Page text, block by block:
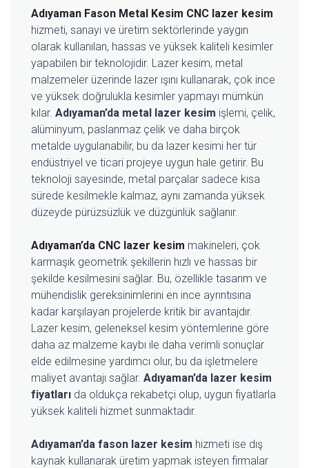
Adıyaman Fason Metal Kesim CNC lazer kesim
hizmeti, sanayi ve üretim sektörlerinde yaygın
olarak kullanılan, hassas ve yüksek kaliteli kesimler
yapabilen bir teknolojidir. Lazer kesim, metal
malzemeler üzerinde lazer ışını kullanarak, çok ince
ve yüksek doğrulukla kesimler yapmayı mümkün
kılar. Adıyaman’da metal lazer kesim işlemi, çelik,
alüminyum, paslanmaz çelik ve daha birçok
metalde uygulanabilir, bu da lazer kesimi her tür
endüstriyel ve ticari projeye uygun hale getirir. Bu
teknoloji sayesinde, metal parçalar sadece kısa
sürede kesilmekle kalmaz, aynı zamanda yüksek
düzeyde pürüzsüzlük ve düzgünlük sağlanır.
Adıyaman’da CNC lazer kesim makineleri, çok
karmaşık geometrik şekillerin hızlı ve hassas bir
şekilde kesilmesini sağlar. Bu, özellikle tasarım ve
mühendislik gereksinimlerini en ince ayrıntısına
kadar karşılayan projelerde kritik bir avantajdır.
Lazer kesim, geleneksel kesim yöntemlerine göre
daha az malzeme kaybı ile daha verimli sonuçlar
elde edilmesine yardımcı olur, bu da işletmelere
maliyet avantajı sağlar. Adıyaman’da lazer kesim
fiyatları da oldukça rekabetçi olup, uygun fiyatlarla
yüksek kaliteli hizmet sunmaktadır.
Adıyaman’da fason lazer kesim hizmeti ise dış
kaynak kullanarak üretim yapmak isteyen firmalar